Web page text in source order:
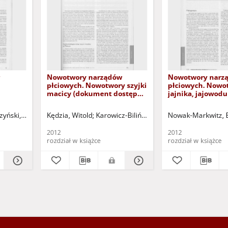
(1944- ) - red. Nowak-Markwitz, Ewa (1957- ) - red. Kędzia, Witold
Marek (1944- ) - red. Nowak-Markwitz, Ewa (1957- ) - red.
Nowotwory narządów
płciowych. Nowotwory szyjki
macicy (dokument dostępny
Kędzia, Witold Karowicz-Bilińska, Agata Spaczyński,
2012
rozdział w książce
Nowotwory
płciowych.
jajnika,
dysfunkcją
Nowak-Markwitz,
2012
rozdział w książce